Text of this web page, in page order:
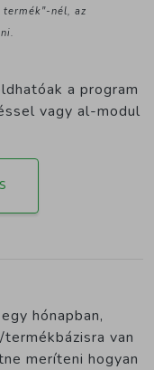
nél, az
a program
vagy al-modul
hónapban,
van
meríteni hogyan